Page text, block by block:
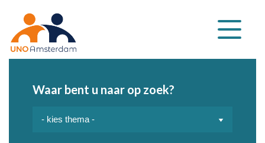
Klap
navigatie
Waar bent u naar op zoek?